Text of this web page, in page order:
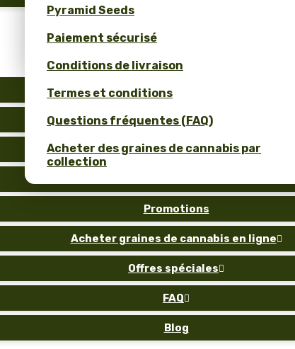
Pyramid Seeds !
Obtenez 10 % de réduction pour votre avis !
Pyramid Seeds
Paiement sécurisé
Conditions de livraison
Termes et conditions
Questions fréquentes (FAQ)
Acheter des graines de cannabis par
collection
Auto
Fem
Reg
Promotions
Acheter graines de cannabis en ligne 
Offres spéciales 
FAQ 
Blog